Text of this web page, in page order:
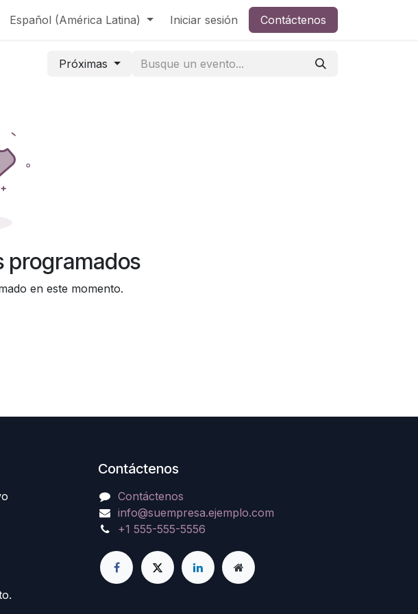
Español (América Latina) Iniciar sesión Contáctenos
Próximas
programados
en este momento.
Contáctenos
Contáctenos
info@suempresa.ejemplo.com
+1 555-555-5556